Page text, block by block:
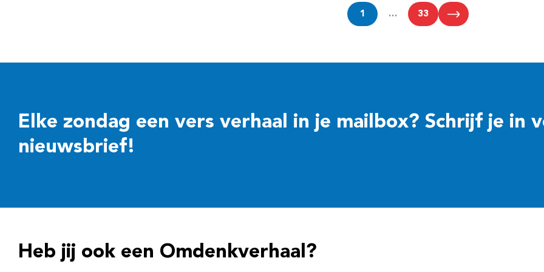
1 … 33
Elke zondag een vers verhaal in je mailbox? Schrijf je in
nieuwsbrief!
Heb jij ook een Omdenkverhaal?